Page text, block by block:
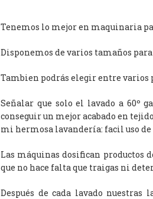
Tenemos lo mejor en maquinaria
Disponemos de varios tamaños
Tambien podrás elegir entre varios
Señalar que solo el lavado a 60º
conseguir un mejor acabado en
mi hermosa lavandería: facil uso
Las máquinas dosifican productos
que no hace falta que traigas ni
Después de cada lavado